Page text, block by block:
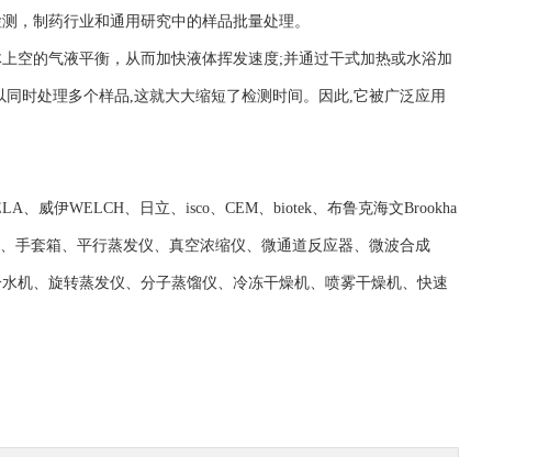
，制药行业和通用研究中的样品批量处理。
空的气液平衡，从而加快液体挥发速度;并通过干式加热或水浴加
时处理多个样品,这就大大缩短了检测时间。因此,它被广泛应用
、威伊WELCH、日立、isco、CEM、biotek、布鲁克海文Brookha
手套箱、平行蒸发仪、真空浓缩仪、微通道反应器、微波合成
机、旋转蒸发仪、分子蒸馏仪、冷冻干燥机、喷雾干燥机、快速